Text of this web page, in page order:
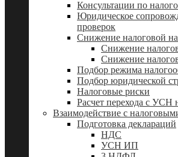
Консультации по
Юридическое
проверок
Снижение налоговой
Снижение
Снижение
Подбор режима
Подбор юридической
Налоговые риски
Расчет перехода с
Взаимодействие с
Подготовка деклараций
НДС
УСН ИП